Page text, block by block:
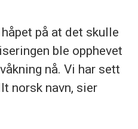
på at det skulle
ble opphevet
nå. Vi har sett
norsk navn, sier